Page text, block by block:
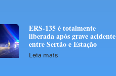
ERS-135 é totalmente
liberada após grave acidente
entre Sertão e Estação
Leia mais